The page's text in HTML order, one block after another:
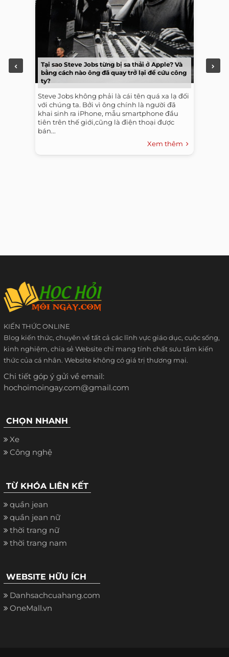
Tại sao Steve Jobs từng bị sa thải ở Apple? Và
bằng cách nào ông đã quay trở lại để cứu công
ty?
Steve Jobs không phải là cái tên quá xa lạ đối
với chúng ta. Bởi vì ông chính là người đã
khai sinh ra iPhone, mẫu smartphone đầu
tiên trên thế giới,cũng là điện thoại được
bán...
Xem thêm
KIẾN THỨC ONLINE
Blog kiến thức, chuyên về tất cả các lĩnh vực giáo dục, cuộc sống,
kinh nghiệm, chia sẻ Website chỉ mang tính chất sưu tầm kiến
thức của cá nhân. Website không có giá trị thương mại.
Chi tiết góp ý gửi về email:
hochoimoingay.com@gmail.com
CHỌN NHANH
Xe
Công nghệ
TỪ KHÓA LIÊN KẾT
quần jean
quần jean nữ
thời trang nữ
thời trang nam
WEBSITE HỮU ÍCH
Danhsachcuahang.com
OneMall.vn